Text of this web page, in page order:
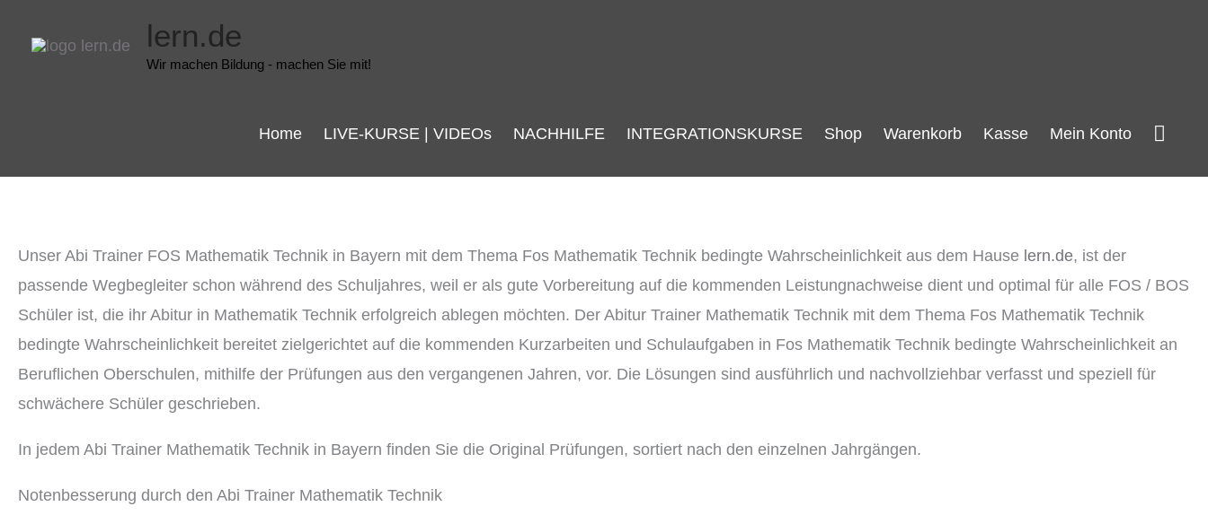
Inhalt
lern.de
Wir machen Bildung - machen Sie mit!
Home LIVE-KURSE | VIDEOs NACHHILFE INTEGRATIONSKURSE Shop Warenkorb Kasse Mein Konto
Unser Abi Trainer FOS Mathematik Technik in Bayern mit dem Thema Fos Mathematik Technik bedingte Wahrscheinlichkeit aus dem Hause lern.de, ist der
passende Wegbegleiter schon während des Schuljahres, weil er als gute Vorbereitung auf die kommenden Leistungnachweise dient und optimal für alle FOS / BOS
Schüler ist, die ihr Abitur in Mathematik Technik erfolgreich ablegen möchten. Der Abitur Trainer Mathematik Technik mit dem Thema Fos Mathematik Technik
bedingte Wahrscheinlichkeit bereitet zielgerichtet auf die kommenden Kurzarbeiten und Schulaufgaben in Fos Mathematik Technik bedingte Wahrscheinlichkeit an
Beruflichen Oberschulen, mithilfe der Prüfungen aus den vergangenen Jahren, vor. Die Lösungen sind ausführlich und nachvollziehbar verfasst und speziell für
schwächere Schüler geschrieben.
In jedem Abi Trainer Mathematik Technik in Bayern finden Sie die Original Prüfungen, sortiert nach den einzelnen Jahrgängen.
Notenbesserung durch den Abi Trainer Mathematik Technik